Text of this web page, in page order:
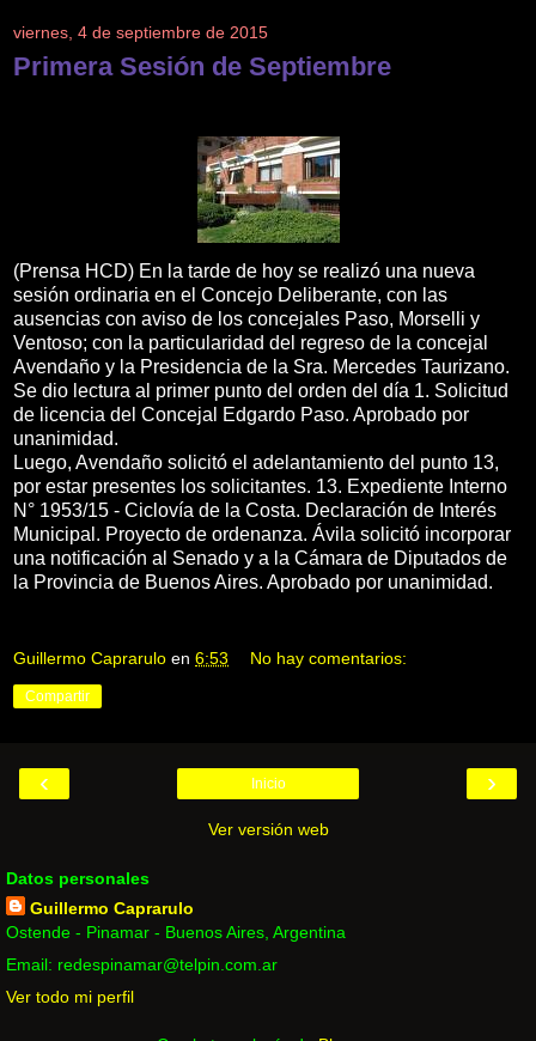
viernes, 4 de septiembre de 2015
Primera Sesión de Septiembre
(Prensa HCD) En la tarde de hoy se realizó una nueva
sesión ordinaria en el Concejo Deliberante, con las
ausencias con aviso de los concejales Paso, Morselli y
Ventoso; con la particularidad del regreso de la concejal
Avendaño y la Presidencia de la Sra. Mercedes Taurizano.
Se dio lectura al primer punto del orden del día 1. Solicitud
de licencia del Concejal Edgardo Paso. Aprobado por
unanimidad.
Luego, Avendaño solicitó el adelantamiento del punto 13,
por estar presentes los solicitantes. 13. Expediente Interno
N° 1953/15 - Ciclovía de la Costa. Declaración de Interés
Municipal. Proyecto de ordenanza. Ávila solicitó incorporar
una notificación al Senado y a la Cámara de Diputados de
la Provincia de Buenos Aires. Aprobado por unanimidad.
Guillermo Caprarulo en 6:53 No hay comentarios:
Compartir
‹ ›
Inicio
Ver versión web
Datos personales
Guillermo Caprarulo
Ostende - Pinamar - Buenos Aires, Argentina
Email: redespinamar@telpin.com.ar
Ver todo mi perfil